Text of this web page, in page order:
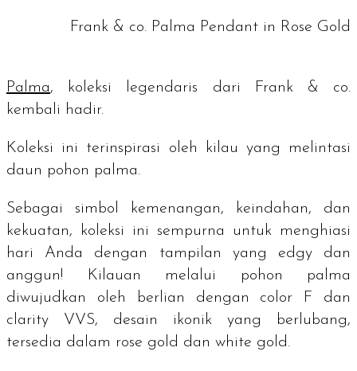
Frank & co. Palma Pendant in Rose Gold
Palma, koleksi legendaris dari Frank & co.
kembali hadir.
Koleksi ini terinspirasi oleh kilau yang melintasi
daun pohon palma.
Sebagai simbol kemenangan, keindahan, dan
kekuatan, koleksi ini sempurna untuk menghiasi
hari Anda dengan tampilan yang edgy dan
anggun! Kilauan melalui pohon palma
diwujudkan oleh berlian dengan color
F dan
clarity VVS, desain ikonik yang berlubang,
tersedia dalam rose gold dan white gold .